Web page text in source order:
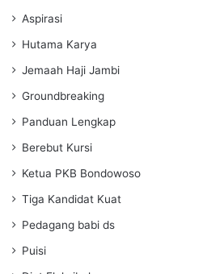
Aspirasi
Hutama Karya
Jemaah Haji Jambi
Groundbreaking
Panduan Lengkap
Berebut Kursi
Ketua PKB Bondowoso
Tiga Kandidat Kuat
Pedagang babi ds
Puisi